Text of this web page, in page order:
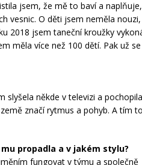
jsem, že mě to baví a
vesnic. O děti jsem neměla
2018 jsem taneční kroužky
měla více než 100 dětí. Pak už
slyšela někde v televizi a
značí rytmus a pohyb. A tím
propadla a v jakém stylu?
fungovat v týmu a společně